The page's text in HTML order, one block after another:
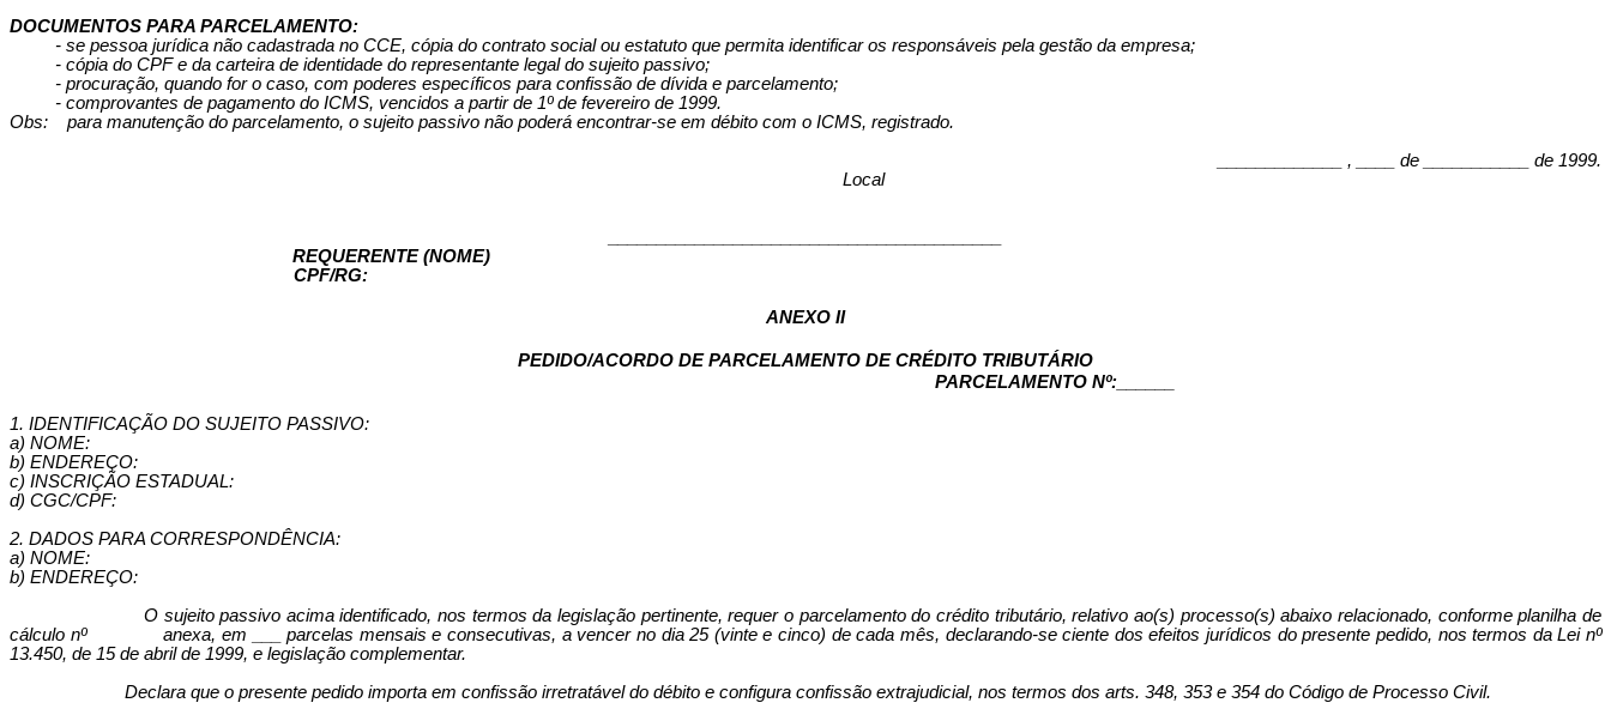
DOCUMENTOS PARA PARCELAMENTO:
- se pessoa jurídica não cadastrada no CCE, cópia do contrato social ou estatuto que permita identificar os responsáveis pela gestão da empresa;
- cópia do CPF e da carteira de identidade do representante legal do sujeito passivo;
- procuração, quando for o caso, com poderes específicos para confissão de dívida e parcelamento;
- comprovantes de pagamento do ICMS, vencidos a partir de 1º de fevereiro de 1999.
Obs:
para manutenção do parcelamento, o sujeito passivo não poderá encontrar-se em débito com o ICMS, registrado.
_____________ , ____ de ___________ de 1999.
Local
REQUERENTE (NOME)
CPF/RG:
ANEXO II
PEDIDO/ACORDO DE PARCELAMENTO DE CRÉDITO TRIBUTÁRIO
PARCELAMENTO Nº:______
1. IDENTIFICAÇÃO DO SUJEITO PASSIVO:
a) NOME:
b) ENDEREÇO:
c) INSCRIÇÃO ESTADUAL:
d) CGC/CPF:
2. DADOS PARA CORRESPONDÊNCIA:
a) NOME:
b) ENDEREÇO:
O sujeito passivo acima identificado, nos termos da legislação pertinente, requer o parcelamento do crédito tributário, relativo ao(s) processo(s) abaixo relacionado, conforme planilha de
cálculo nº
anexa, em ___ parcelas mensais e consecutivas, a vencer no dia 25 (vinte e cinco) de cada mês, declarando-se ciente dos efeitos jurídicos do presente pedido, nos termos da Lei nº
13.450, de 15 de abril de 1999, e legislação complementar.
Declara que o presente pedido importa em confissão irretratável do débito e configura confissão extrajudicial, nos termos dos arts. 348, 353 e 354 do Código de Processo Civil.